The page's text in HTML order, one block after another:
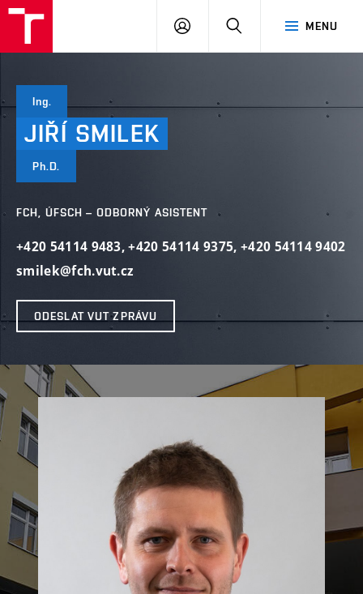
MENU
PŘIHLÁSIT
Ing.
JIŘÍ SMILEK
Ph.D.
FCH, ÚFSCH – ODBORNÝ ASISTENT
+420 54114 9483,+420 54114 9375, +420 54114 9402
smilek@fch.vut.cz
ODESLAT VUT ZPRÁVU